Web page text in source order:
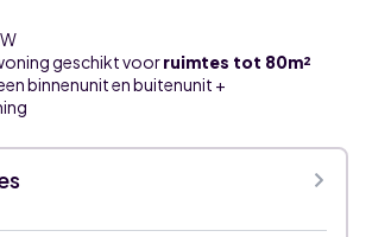
geschikt voorruimtes tot 80m²
binnenunit en buitenunit +